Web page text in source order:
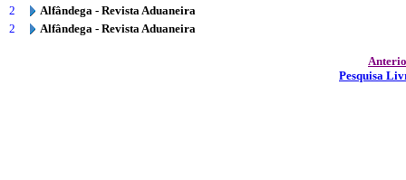
2
Alfândega - Revista Aduaneira
2
Alfândega - Revista Aduaneira
Pesquisa